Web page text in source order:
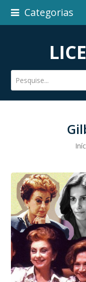
Categorias
Pesquise...